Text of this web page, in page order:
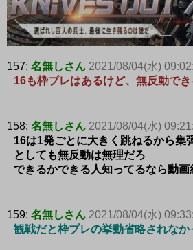
157: 名無しさん 2021/08/04(水)
16も枠ブレはあるけど、無反動で
158: 名無しさん 2021/08/04(水)
16は1発ごとに大きく跳ねるから集
としても無反動は無理だろ
できるかできる人知ってるなら動画
159: 名無しさん 2021/08/04(水)
観戦だと枠ブレの挙動省略されなか